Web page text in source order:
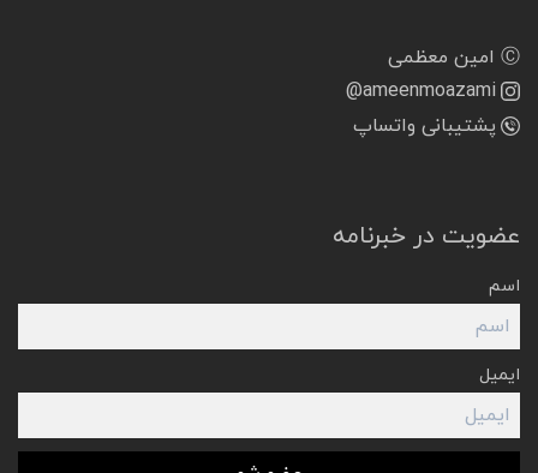
Ⓒ امین معظمی
@ameenmoazami
پشتیبانی واتساپ
عضویت در خبرنامه
اسم
ایمیل